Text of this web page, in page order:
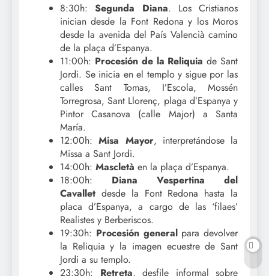
8:30h:Segunda Diana. Los Cristianos
inician desde la Font Redona y los Moros
desde la avenida del País Valencià camino
de la plaça d’Espanya.
11:00h: Procesión de la Reliquia de Sant
Jordi. Se inicia en el templo y sigue por las
calles Sant Tomas, I’Escola, Mossén
Torregrosa, Sant Llorenç, plaga d’Espanya y
Pintor Casanova (calle Major) a Santa
María.
12:00h:Misa Mayor, interpretándose la
Missa a Sant Jordi.
14:00h: Mascletà en la plaça d’Espanya.
18:00h: Diana Vespertina del
Cavallet desde la Font Redona hasta la
placa d’Espanya, a cargo de las ‘filaes’
Realistes y Berberiscos.
19:30h: Procesión general para devolver
la Reliquia y la imagen ecuestre de Sant
Jordi a su templo.
23:30h: Retreta, desfile informal sobre